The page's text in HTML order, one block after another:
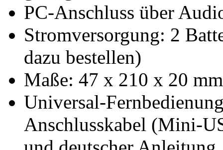
PC-Anschluss über
Stromversorgung: 2
dazu bestellen)
Maße: 47 x 210 x 20
Universal-
Anschlusskabel (Mini-